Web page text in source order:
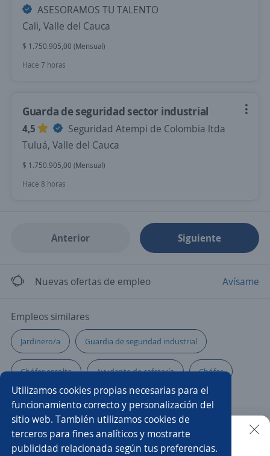
Utilizamos cookies propias necesarias para el
funcionamiento correcto y personalización del
sitio web. También utilizamos cookies de
terceros para fines analíticos y mostrarte
publicidad relacionada según tus preferencias.
ASESORAMOS TU TALENTO
Cali, Valle del Cauca
$ 1.750.905,00 (Mensual)
Hace 7 horas
Guarda de seguridad sector industrial
4,5
Seguridad Atempi de Colombia ltda
Tuluá, Valle del Cauca
$ 1.750.905,00 (Mensual)
Hace 8 horas
Anterior Siguiente
Nuevas ofertas de empleo Avísame
Empleos similares
Jardinero/a Guardia de seguridad industrial
Chófer escolta Ayudante de cafetería Chófer
Conserje Jefe/a de seguridad Auxiliar
Supervisor/a de operaciones Domiciliario/a con moto
Buscar es más fácil en la app